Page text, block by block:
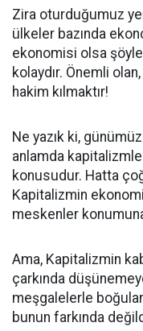
Zira oturduğumuz
ülkeler bazında
ekonomisi olsa
kolaydır. Önemli
hakim kılmaktır!
Ne yazık ki,
anlamda
konusudur. Hatta
Kapitalizmin
meskenler
Ama, Kapitalizmin
çarkında
meşgalelerle
bunun farkında